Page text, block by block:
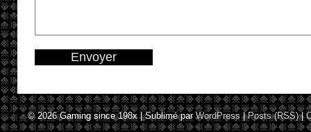
© 2026Gaming since 198x|Sublimé parWordPress |Posts (RSS)|